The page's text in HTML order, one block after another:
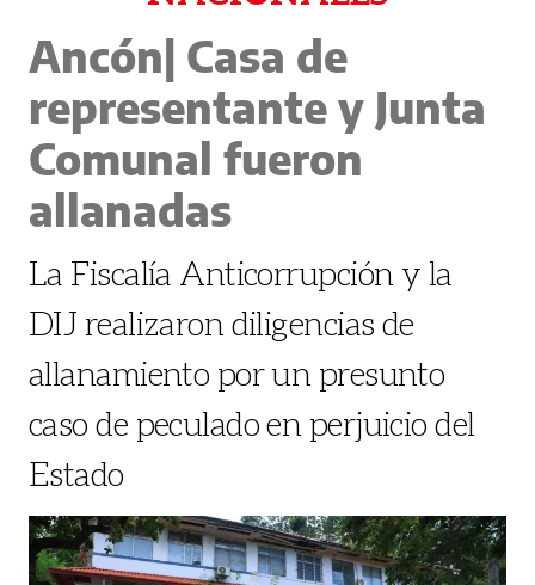
Ancón| Casa de
representante y Junta
Comunal fueron
allanadas
La Fiscalía Anticorrupción y la
DIJ realizaron diligencias de
allanamiento por un presunto
caso de peculado en perjuicio del
Estado